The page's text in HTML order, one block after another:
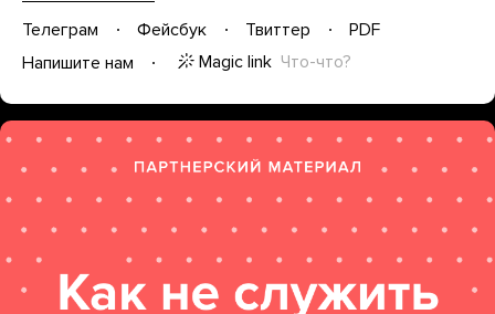
Телеграм Фейсбук Твиттер
PDF
Напишите нам
Magic link Что-что?